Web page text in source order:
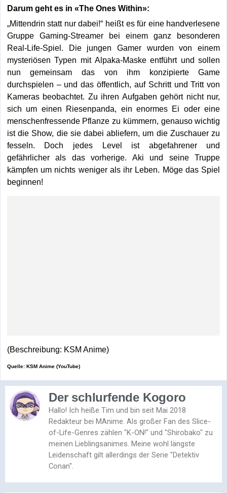
Darum geht es in «The Ones Within»:
„Mittendrin statt nur dabei!“ heißt es für eine handverlesene
Gruppe Gaming-Streamer bei einem ganz besonderen
Real-Life-Spiel. Die jungen Gamer wurden von einem
mysteriösen Typen mit Alpaka-Maske entführt und sollen
nun gemeinsam das von ihm konzipierte Game
durchspielen – und das öffentlich, auf Schritt und Tritt von
Kameras beobachtet. Zu ihren Aufgaben gehört nicht nur,
sich um einen Riesenpanda, ein enormes Ei oder eine
menschenfressende Pflanze zu kümmern, genauso wichtig
ist die Show, die sie dabei abliefern, um die Zuschauer zu
fesseln. Doch jedes Level ist abgefahrener und
gefährlicher als das vorherige. Aki und seine Truppe
kämpfen um nichts weniger als ihr Leben. Möge das Spiel
beginnen!
(Beschreibung: KSM Anime)
Quelle: KSM Anime (YouTube)
Der schlurfende Kogoro
Hallo! Ich heiße Tim und bin seit Mai 2018
Redakteur bei MAnime. Als großer Fan des Slice-
of-Life-Genres zählen "K-ON!" und "Shirobako" zu
meinen Lieblingsanimes. Meine wohl längste
Leidenschaft gilt allerdings der Serie "Detektiv
Conan".